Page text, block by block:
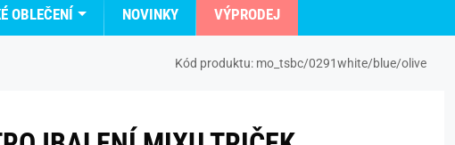
OBLEČENÍ NOVINKY VÝPRODEJ
Kód produktu: mo_tsbc/0291white/blue/olive